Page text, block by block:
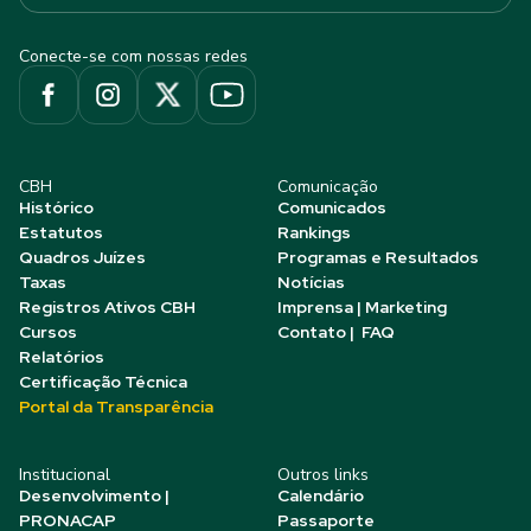
Conecte-se com nossas redes
CBH
Histórico
Estatutos
Quadros Juízes
Taxas
Registros Ativos CBH
Cursos
Relatórios
Certificação Técnica
Portal da Transparência
Comunicação
Comunicados
Rankings
Programas e Resultados
Notícias
Imprensa | Marketing
Contato | FAQ
Institucional
Desenvolvimento |
PRONACAP
Outros links
Calendário
Passaporte